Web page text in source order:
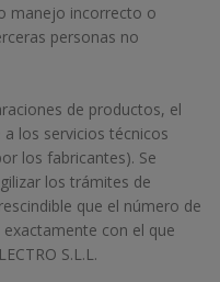
manejo incorrecto o
personas no
de productos, el
los servicios técnicos
los fabricantes). Se
los trámites de
que el número de
con el que
S.L.L.